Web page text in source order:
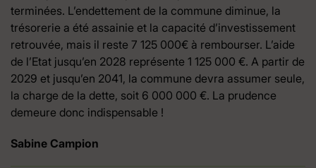
terminées. L’endettement de la commune diminue, la
trésorerie a été assainie et la capacité d’investissement
retrouvée, mais il reste 7 125 000€ à rembourser. L’aide
de l’Etat jusqu’en 2028 représente 1 125 000 €. A partir de
2029 et jusqu’en 2041, la commune devra assumer seule,
la charge de la dette, soit 6 000 000 €. La prudence
demeure donc indispensable !
Sabine Campion